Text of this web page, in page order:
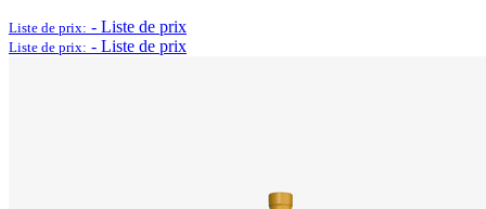
Liste de prix: - Liste de prix
Liste de prix: - Liste de prix